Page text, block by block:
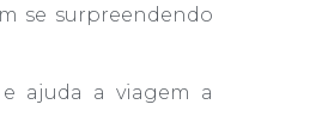
se surpreendendo
ajuda a viagem a